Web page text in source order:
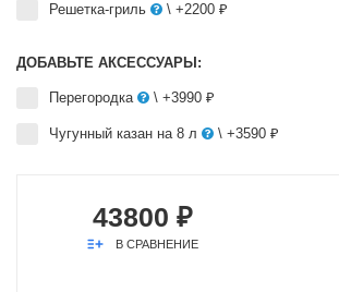
Решетка-гриль \ +2200 ₽
ДОБАВЬТЕ АКСЕССУАРЫ:
Перегородка \ +3990 ₽
Чугунный казан на 8 л \ +3590 ₽
43800 ₽
В СРАВНЕНИЕ